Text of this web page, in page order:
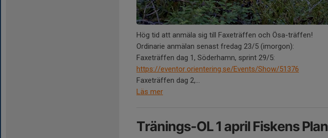
Hög tid att anmäla sig till Faxeträffen och Ösa-träffen!
Ordinarie anmälan senast fredag 23/5 (imorgon):
Faxeträffen dag 1, Söderhamn, sprint 29/5:
https://eventor.orientering.se/Events/Show/51376
Faxeträffen dag 2,...
Läs mer
Tränings-OL 1 april Fiskens Plan